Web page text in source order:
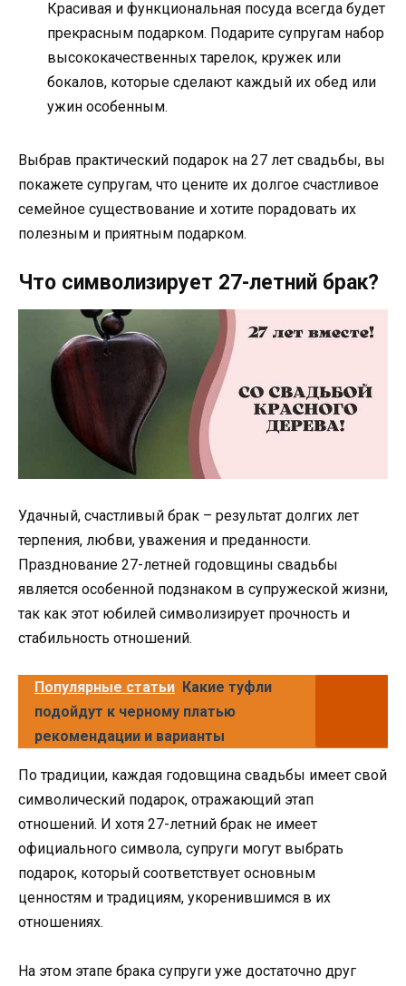
Красивая и функциональная посуда всегда будет
прекрасным подарком. Подарите супругам набор
высококачественных тарелок, кружек или
бокалов, которые сделают каждый их обед или
ужин особенным.
Выбрав практический подарок на 27 лет свадьбы, вы
покажете супругам, что цените их долгое счастливое
семейное существование и хотите порадовать их
полезным и приятным подарком.
Что символизирует 27-летний брак?
Удачный, счастливый брак – результат долгих лет
терпения, любви, уважения и преданности.
Празднование 27-летней годовщины свадьбы
является особенной подзнаком в супружеской жизни,
так как этот юбилей символизирует прочность и
стабильность отношений.
Популярные статьи Какие туфли
подойдут к черному платью
рекомендации и варианты
По традиции, каждая годовщина свадьбы имеет свой
символический подарок, отражающий этап
отношений. И хотя 27-летний брак не имеет
официального символа, супруги могут выбрать
подарок, который соответствует основным
ценностям и традициям, укоренившимся в их
отношениях.
На этом этапе брака супруги уже достаточно друг